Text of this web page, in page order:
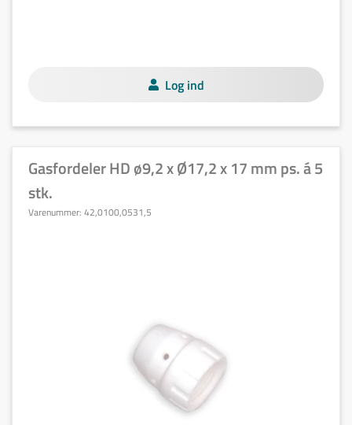
Log ind
Gasfordeler HD ø9,2 x Ø17,2 x 17 mm ps. á 5
stk.
Varenummer: 42,0100,0531,5